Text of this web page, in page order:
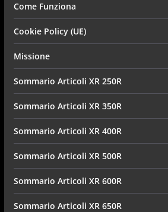
Come Funziona
Cookie Policy (UE)
Missione
Sommario Articoli XR 250R
Sommario Articoli XR 350R
Sommario Articoli XR 400R
Sommario Articoli XR 500R
Sommario Articoli XR 600R
Sommario Articoli XR 650R